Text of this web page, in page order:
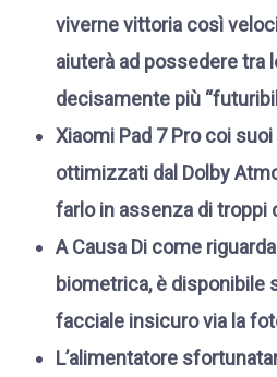
viverne vittoria così
aiuterà ad possedere tra
decisamente più
Xiaomi Pad 7 Pro coi
ottimizzati dal Dolby
farlo in assenza di troppi
A Causa Di come
biometrica, è disponibile
facciale insicuro via la
L’alimentatore